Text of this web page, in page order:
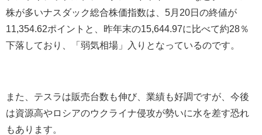
株が多いナスダック総合株価指数は、 5 月 20日の終値が
11,354.62ポイントと、昨年末の15,644.97に比べて約28％
下落しており、「弱気相場」入りとなっているのです。
また、テスラは販売台数も伸び、業績も好調ですが、今後
は資源高やロシアのウクライナ侵攻が勢いに水を差す恐れ
もあります。